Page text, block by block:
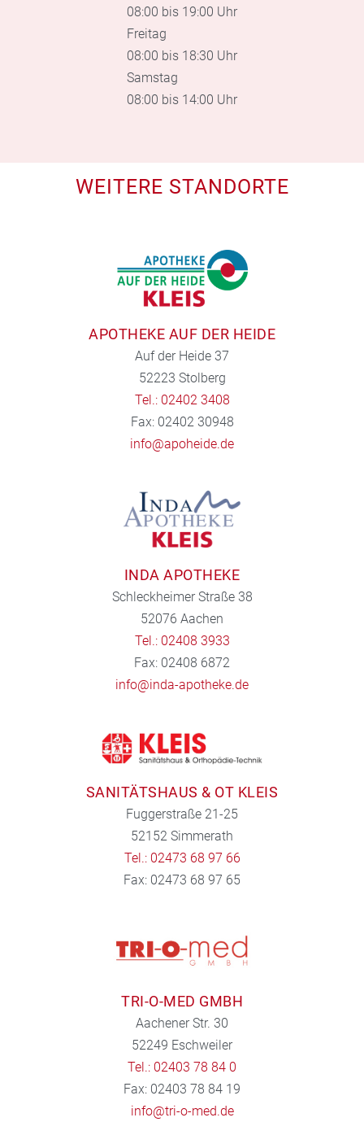
08:00 bis 19:00 Uhr
Freitag
08:00 bis 18:30 Uhr
Samstag
08:00 bis 14:00 Uhr
WEITERE STANDORTE
APOTHEKE AUF DER HEIDE
Auf der Heide 37
52223 Stolberg
Tel.: 02402 3408
Fax: 02402 30948
info@apoheide.de
INDA APOTHEKE
Schleckheimer Straße 38
52076 Aachen
Tel.: 02408 3933
Fax: 02408 6872
info@inda-apotheke.de
SANITÄTSHAUS & OT KLEIS
Fuggerstraße 21-25
52152 Simmerath
Tel.: 02473 68 97 66
Fax: 02473 68 97 65
TRI-O-MED GMBH
Aachener Str. 30
52249 Eschweiler
Tel.: 02403 78 84 0
Fax: 02403 78 84 19
info@tri-o-med.de